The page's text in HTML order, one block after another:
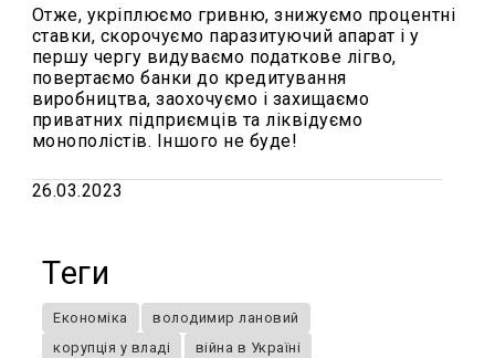
Отже, укріплюємо гривню, знижуємо процентні
ставки, скорочуємо паразитуючий апарат і у
першу чергу видуваємо податкове лігво,
повертаємо банки до кредитування
виробництва, заохочуємо і захищаємо
приватних підприємців та ліквідуємо
монополістів. Іншого не буде!
26.03.2023
Теги
Економіка
володимир лановий
корупція у владі
війна в Україні